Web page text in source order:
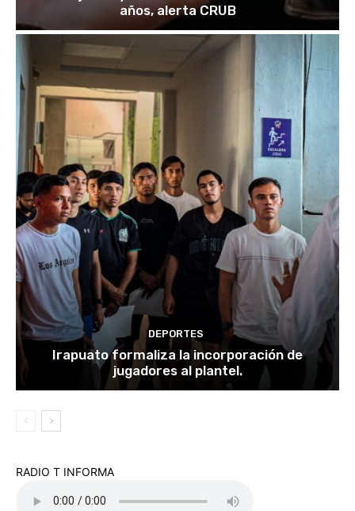
años, alerta CRUB
DEPORTES
Irapuato formaliza la incorporación de
jugadores al plantel.
RADIO T INFORMA